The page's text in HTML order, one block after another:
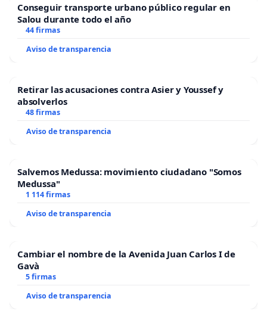
Conseguir transporte urbano público regular en
Salou durante todo el año
44 firmas
Aviso de transparencia
Retirar las acusaciones contra Asier y Youssef y
absolverlos
48 firmas
Aviso de transparencia
Salvemos Medussa: movimiento ciudadano "Somos
Medussa"
1 114 firmas
Aviso de transparencia
Cambiar el nombre de la Avenida Juan Carlos I de
Gavà
5 firmas
Aviso de transparencia